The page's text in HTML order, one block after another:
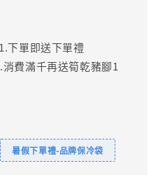
下單即送下單禮
費滿千再送筍乾豬腳1
暑假下單禮-品牌保冷袋